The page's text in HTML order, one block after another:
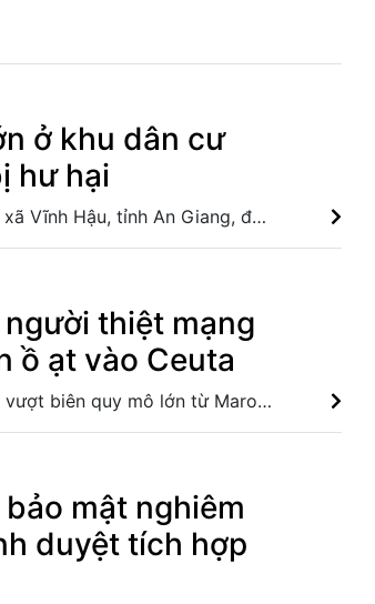
ở khu dân cư
hư hại
Đám cháy xảy ra tại ấp La Ma, xã Vĩnh Hậu, tỉnh An Giang, đã được khống chế sau gần 2 giờ, khiến 2 căn nhà bị thiêu rụi ho��n toàn và 3 căn khác bị cháy một phần, không có thiệt hại về người. Vụ cháy nhà dân lúc rạng sáng tại Thành phố Hồ Chí Minh: Hai người tử vong Thông tin mới về vụ cháy lớn tại khu vực chợ Biên Hòa Quảng Ninh: Khống chế vụ cháy Cảng cá Phúc Tiến, thiệt hại gần 2,6 tỷ đồng
người thiệt mạng
ồ ạt vào Ceuta
Giới chức Ceuta cho biết cuộc vượt biên quy mô lớn từ Maroc đã khiến khoảng 100 người thiệt mạng, gây sức ép chưa từng có lên công tác tiếp nhận người di cư và quản lý biên giới của Tây Ban Nha. EU tuyên bố vượt qua “phép thử” an ninh biên giới sau khủng hoảng Ceuta 90 người thiệt mạng trong khủng hoảng di cư tại Ceuta Vấn đề người di cư: Cuộc khủng hoảng tại Ceuta đẩy EU vào rạn nứt mới
mật nghiêm
duyệt tích hợp